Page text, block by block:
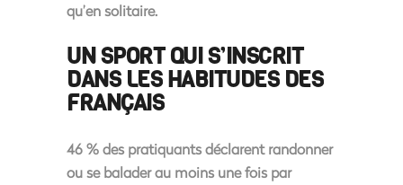
qu’en solitaire.
UN SPORT QUI S’INSCRIT
DANS LES HABITUDES DES
FRANÇAIS
46 % des pratiquants déclarent randonner
ou se balader au moins une fois par